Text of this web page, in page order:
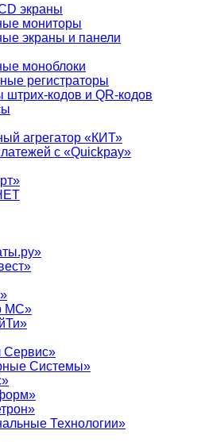
экраны
мониторы
экраны и панели
моноблоки
регистраторы
штрих-кодов и QR-кодов
агрегатор «КИТ»
с «Quickpay»
МС»
Сервис»
Системы»
Технологии»